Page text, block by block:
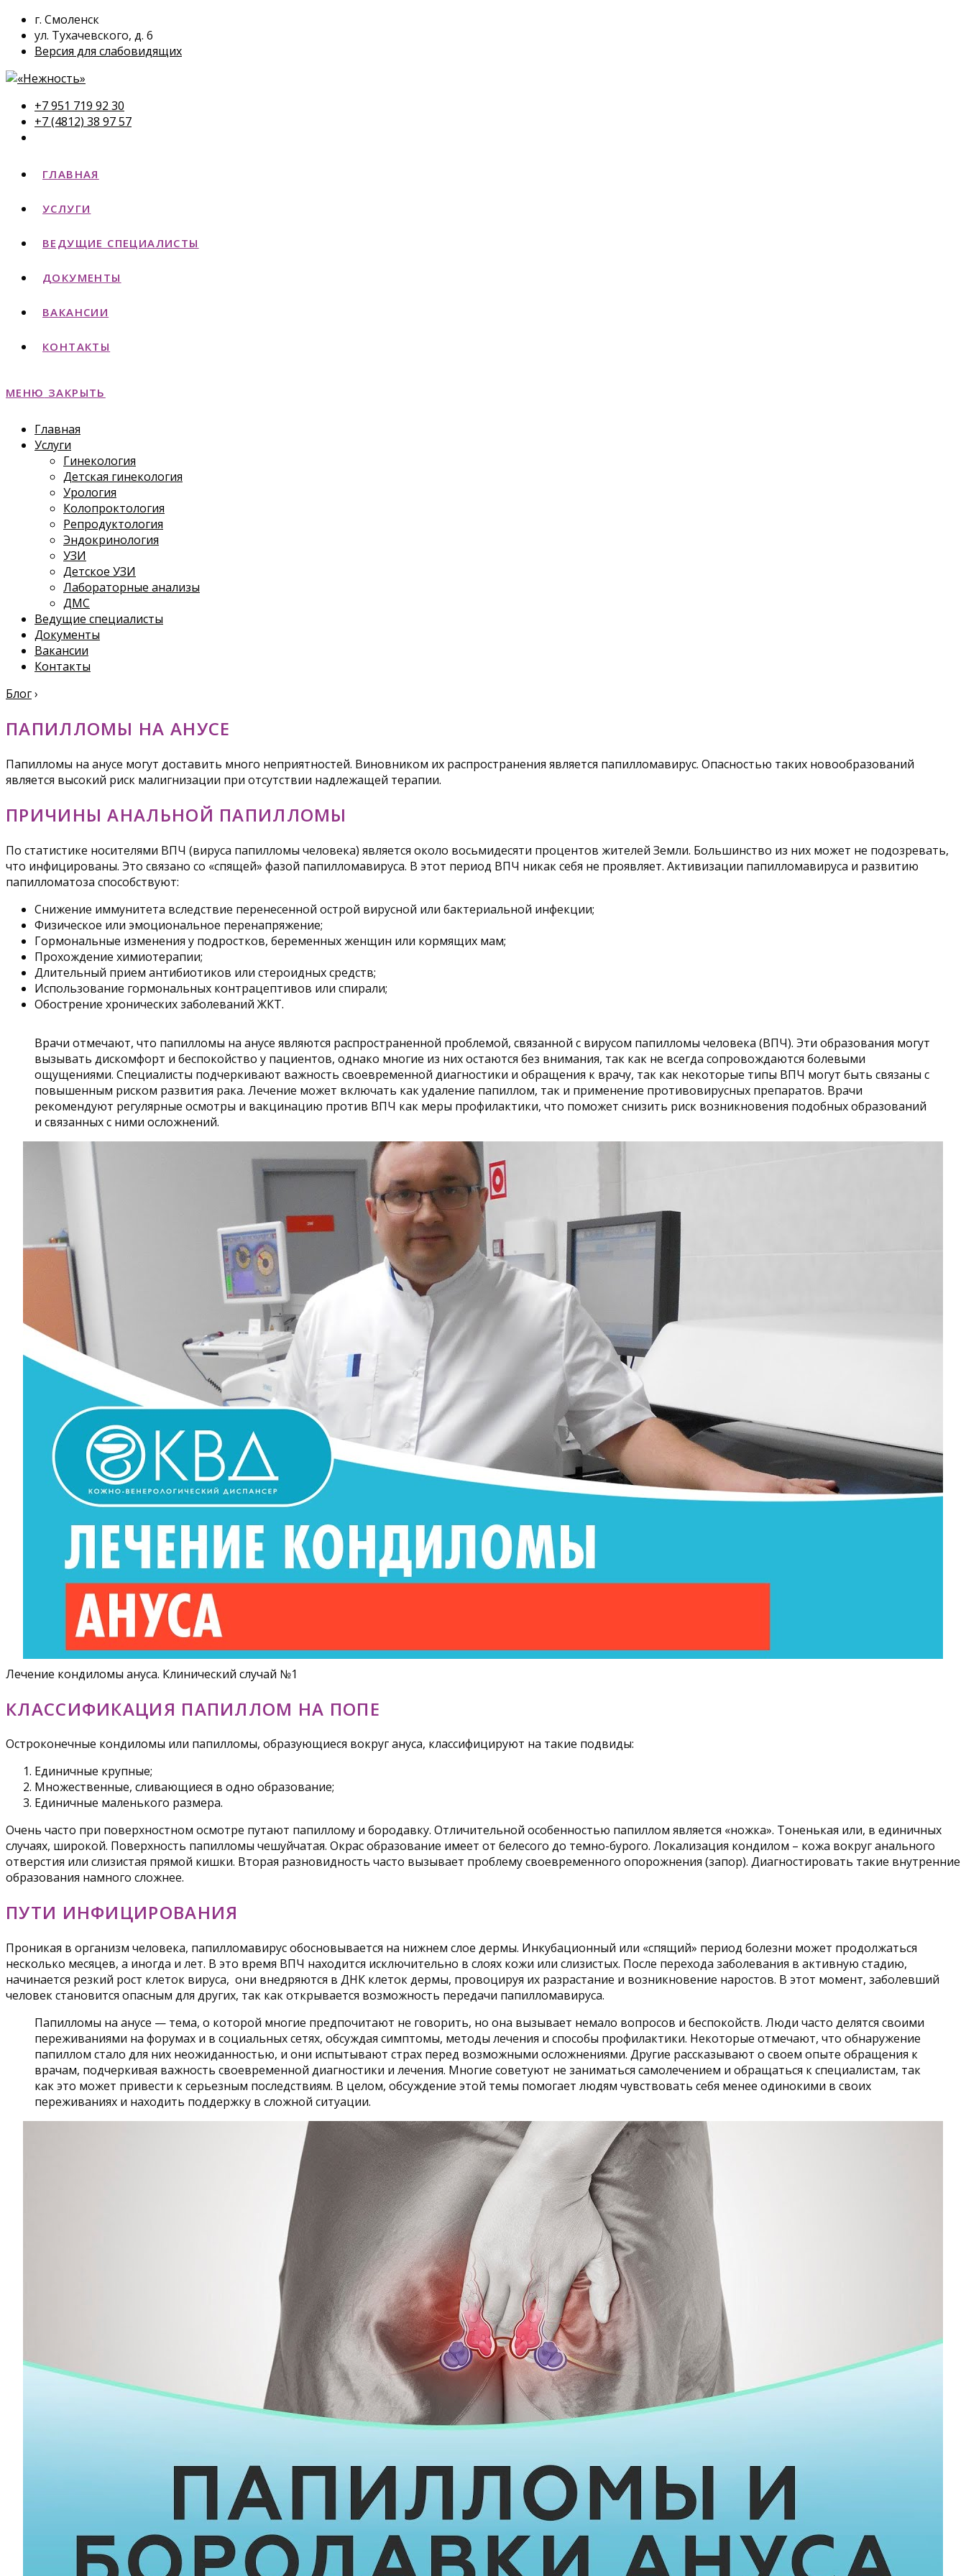
г. Смоленск
ул. Тухачевского, д. 6
Версия для слабовидящих
+7 951 719 92 30
+7 (4812) 38 97 57
ГЛАВНАЯ
УСЛУГИ
ВЕДУЩИЕ СПЕЦИАЛИСТЫ
ДОКУМЕНТЫ
ВАКАНСИИ
КОНТАКТЫ
МЕНЮ ЗАКРЫТЬ
Главная
Услуги
Гинекология
Детская гинекология
Урология
Колопроктология
Репродуктология
Эндокринология
УЗИ
Детское УЗИ
Лабораторные анализы
ДМС
Ведущие специалисты
Документы
Вакансии
Контакты
Блог›
ПАПИЛЛОМЫ НА АНУСЕ
Папилломы на анусе могут доставить много неприятностей. Виновником их распространения является папилломавирус. Опасностью таких новообразований
является высокий риск малигнизации при отсутствии надлежащей терапии.
ПРИЧИНЫ АНАЛЬНОЙ ПАПИЛЛОМЫ
По статистике носителями ВПЧ (вируса папилломы человека) является около восьмидесяти процентов жителей Земли. Большинство из них может не подозревать,
что инфицированы. Это связано со «спящей» фазой папилломавируса. В этот период ВПЧ никак себя не проявляет. Активизации папилломавируса и развитию
папилломатоза способствуют:
Снижение иммунитета вследствие перенесенной острой вирусной или бактериальной инфекции;
Физическое или эмоциональное перенапряжение;
Гормональные изменения у подростков, беременных женщин или кормящих мам;
Прохождение химиотерапии;
Длительный прием антибиотиков или стероидных средств;
Использование гормональных контрацептивов или спирали;
Обострение хронических заболеваний ЖКТ.
Врачи отмечают, что папилломы на анусе являются распространенной проблемой, связанной с вирусом папилломы человека (ВПЧ). Эти образования могут
вызывать дискомфорт и беспокойство у пациентов, однако многие из них остаются без внимания, так как не всегда сопровождаются болевыми
ощущениями. Специалисты подчеркивают важность своевременной диагностики и обращения к врачу, так как некоторые типы ВПЧ могут быть связаны с
повышенным риском развития рака. Лечение может включать как удаление папиллом, так и применение противовирусных препаратов. Врачи
рекомендуют регулярные осмотры и вакцинацию против ВПЧ как меры профилактики, что поможет снизить риск возникновения подобных образований
и связанных с ними осложнений.
Лечение кондиломы ануса. Клинический случай №1
КЛАССИФИКАЦИЯ ПАПИЛЛОМ НА ПОПЕ
Остроконечные кондиломы или папилломы, образующиеся вокруг ануса, классифицируют на такие подвиды:
Единичные крупные;
Множественные, сливающиеся в одно образование;
Единичные маленького размера.
Очень часто при поверхностном осмотре путают папиллому и бородавку. Отличительной особенностью папиллом является «ножка». Тоненькая или, в единичных
случаях, широкой. Поверхность папилломы чешуйчатая. Окрас образование имеет от белесого до темно-бурого. Локализация кондилом – кожа вокруг анального
отверстия или слизистая прямой кишки. Вторая разновидность часто вызывает проблему своевременного опорожнения (запор). Диагностировать такие внутренние
образования намного сложнее.
ПУТИ ИНФИЦИРОВАНИЯ
Проникая в организм человека, папилломавирус обосновывается на нижнем слое дермы. Инкубационный или «спящий» период болезни может продолжаться
несколько месяцев, а иногда и лет. В это время ВПЧ находится исключительно в слоях кожи или слизистых. После перехода заболевания в активную стадию,
начинается резкий рост клеток вируса, они внедряются в ДНК клеток дермы, провоцируя их разрастание и возникновение наростов. В этот момент, заболевший
человек становится опасным для других, так как открывается возможность передачи папилломавируса.
Папилломы на анусе — тема, о которой многие предпочитают не говорить, но она вызывает немало вопросов и беспокойств. Люди часто делятся своими
переживаниями на форумах и в социальных сетях, обсуждая симптомы, методы лечения и способы профилактики. Некоторые отмечают, что обнаружение
папиллом стало для них неожиданностью, и они испытывают страх перед возможными осложнениями. Другие рассказывают о своем опыте обращения к
врачам, подчеркивая важность своевременной диагностики и лечения. Многие советуют не заниматься самолечением и обращаться к специалистам, так
как это может привести к серьезным последствиям. В целом, обсуждение этой темы помогает людям чувствовать себя менее одинокими в своих
переживаниях и находить поддержку в сложной ситуации.